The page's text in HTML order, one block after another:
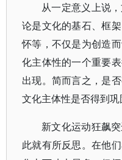
从一定意义上说
论是文化的基石、框
怀等，不仅是为创造
化主体性的一个重要
出现。简而言之，是
文化主体性是否得到巩
新文化运动狂飙
此就有所反思。在他